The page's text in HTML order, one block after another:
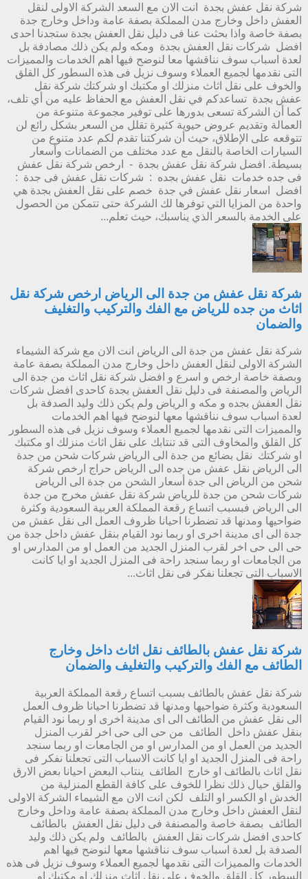
شركة نقل عفش بجدة انت الان مع السعد الشركة الاولى لنقل
العفش داخل وخارج مدن المملكة بصفة عامة وداخل وخارج جدة
بصفة خاصة واذا بحثت عنا فى دليل نقل العفش بجدة ستجدنا احدى
افضل شركات نقل العفش بجدة ومكه ولم يكن ذلك مصادفة بل
لعدة اسباب سوف نناقشها معا لنوضح فيها اهم الخدمات والمميزات
التى نقدمها لجميع العملاء وسوف نزيل فى هذه السطور كل القلق
والخوف على نقل اثاث منزلك او مكتبك او شركتك شركة نقل
عفش بجدة تساعدكم في نقل العفش مع الحفاظ عليه من أي تلف،
كما أن الشركة تسعى بدورها على توفير مجموعة متنوعة من
العمالة وتقديم عروض حيوية كثيرة تقلل من السعر بشكل رائع لن
تتوقعه على الإطلاق، حيث أن شركتنا تقدم لكم عدد متنوع من
السيارات الخاصة بالنقل مع عدد مختلف من الضمانات وأسعار
بسيطة. افضل شركة نقل عفش بجدة - ارخص شركة نقل عفش
فى جده خدمات نقل عفش بجده : شركات نقل عفش فى جدة :
افضل اسعار نقل عفش في جدة خصم على نقل العفش بجدة هي
واحدة من المزايا التي توفرها لك الشركة حتى تتمكن من الحصول
على الخدمة بالسعر الذي يناسبك، حيث تعلم...
شركة نقل عفش من جدة الى الرياض ارخص شركة نقل
اثاث من جده للرياض مع الفك والتركيب والتغليف
والضمان
شركة نقل عفش من جدة الى الرياض انت الان مع شركة الشيماء
الشركة الاولى لنقل العفش داخل وخارج مدن المملكة بصفة عامة
وبصفة خاصة ارخص و اسرع و افضل شركة نقل اثاث من جدة الى
الرياض والمصنفة فى دليل نقل العفش بجدة كاحدى افضل شركات
نقل العفش بجده و مكه و الرياض ولم يكن ذلك وليد الصدفة بل
لعدة اسباب سوف نناقشها معها لنوضح فيها اهم الخدمات
والمميزات التى نقدمها لجميع العملاء وسوف نزيل فى هذه السطور
كل القلق والمخاوف التى قد تنتابك على نقل اثاث منزلك او مكتبك
او شركتك نقل بضائع من جدة الى الرياض شركات شحن من جدة
الى الرياض نقل عفش من جده الى الرياض حراج ارخص شركة
شحن من الرياض الى جدة أسعار الشحن من جدة الى الرياض
شركات شحن من جدة للرياض شركة نقل عفش مخرج من جدة
الى الرياض فبسبب اتساع رقعة المملكة العربية السعودية وكثرة
ضواحيها ومدنها قد تضطرنا احيانا ظروف العمل الى نقل عفش من
جدة الى اى مدينة اخرى او ربما نود القيام بنقل عفش داخل جدة من
حى الى حى اخر لقرب المنزل الجديد من العمل او من المدارس او
من الجامعات او ربما سنجد راحة فى المنزل الجديد او ايا كانت
الاسباب التى تجعلنا نفكر فى نقل اثاث...
شركة نقل عفش بالطائف نقل اثاث داخل وخارج
الطائف مع الفك والتركيب والتغليف والضمان
شركة نقل عفش بالطائف بسبب اتساع رقعة المملكة العربية
السعودية وكثرة ضواحيها ومدنها قد تضطرنا احيانا ظروف العمل
الى نقل عفش من الطائف الى اى مدينة اخرى او ربما نود القيام
بنقل عفش داخل الطائف من حى الى حى اخر لقرب المنزل
الجديد من العمل او من المدارس او من الجامعات او ربما سنجد
راحة فى المنزل الجديد او ايا كانت الاسباب التى تجعلنا نفكر فى
نقل اثاث بالطائف او خارج الطائف ينتاب البعض احيانا بعض الارق
والقلق حيال ذلك نظرا للخوف على كافة القطع المنزلية من
الخدش او الكسر او التلف لكن انت الان مع الشيماء الشركة الاولى
لنقل العفش داخل وخارج مدن المملكة بصفة عامة وداخل وخارج
الطائف بصفة خاصة والمصنفة فى دليل نقل العفش بالطائف
كاحدى افضل شركات نقل العفش بالطائف ولم يكن ذلك وليد
الصدفة بل لعدة اسباب سوف نناقشها معها لنوضح فيها اهم
الخدمات والمميزات التى نقدمها لجميع العملاء وسوف نزيل فى هذه
السطور كل القلق والخوف على نقل اثاث منزلك او مكتبك او